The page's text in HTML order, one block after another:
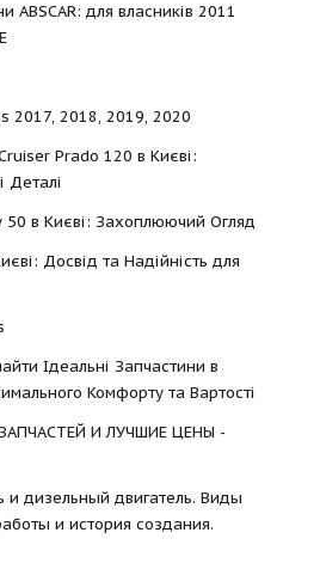
ABSCAR: для власників 2011
2017, 2018, 2019, 2020
Prado 120 в Києві:
Деталі
50 в Києві: Захоплюючий Огляд
Досвід та Надійність для
Ідеальні Запчастини в
Комфорту та Вартості
И ЛУЧШИЕ ЦЕНЫ -
и дизельный двигатель. Виды
и история создания.